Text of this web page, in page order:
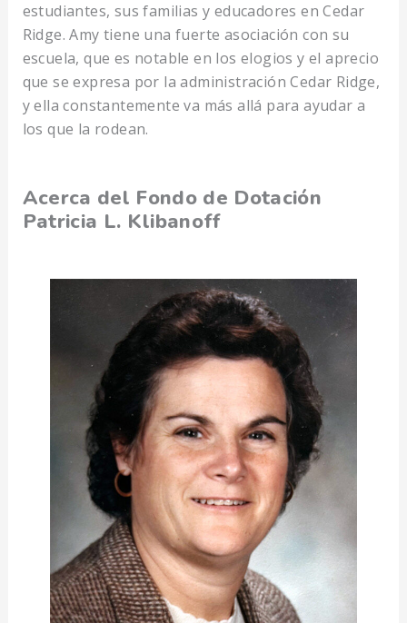
estudiantes, sus familias y educadores en Cedar
Ridge. Amy tiene una fuerte asociación con su
escuela, que es notable en los elogios y el aprecio
que se expresa por la administración Cedar Ridge,
y ella constantemente va más allá para ayudar a
los que la rodean.
Acerca del Fondo de Dotación
Patricia L. Klibanoff